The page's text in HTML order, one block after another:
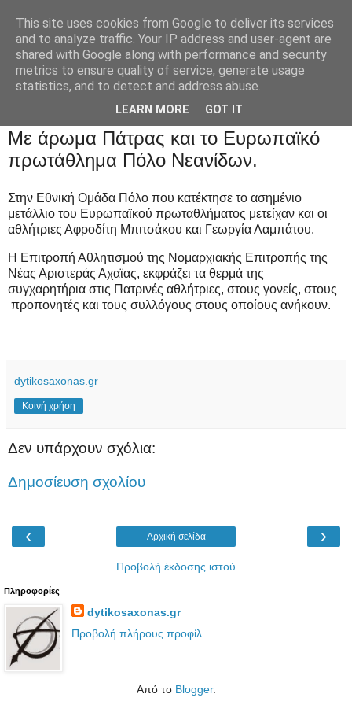
Με άρωμα Πάτρας και το Ευρωπαϊκό
πρωτάθλημα Πόλο Νεανίδων.
Στην Εθνική Ομάδα Πόλο που κατέκτησε το ασημένιο
μετάλλιο του Ευρωπαϊκού πρωταθλήματος μετείχαν και οι
αθλήτριες Αφροδίτη Μπιτσάκου και Γεωργία Λαμπάτου.
Η Επιτροπή Αθλητισμού της Νομαρχιακής Επιτροπής της
Νέας Αριστεράς Αχαϊας, εκφράζει τα θερμά της
συγχαρητήρια στις Πατρινές αθλήτριες, στους γονείς, στους
προπονητές και τους συλλόγους στους οποίους ανήκουν.
dytikosaxonas.gr
Κοινή χρήση
Δεν υπάρχουν σχόλια:
Δημοσίευση σχολίου
‹ ›
Αρχική σελίδα
Προβολή έκδοσης ιστού
Πληροφορίες
dytikosaxonas.gr
Προβολή πλήρους προφίλ
Από το Blogger.
This site uses cookies from Google to deliver its services
and to analyze traffic. Your IP address and user-agent are
shared with Google along with performance and security
metrics to ensure quality of service, generate usage
statistics, and to detect and address abuse.
LEARN MORE GOT IT